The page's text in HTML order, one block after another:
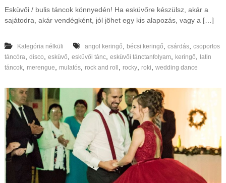
Esküvői / bulis táncok könnyedén! Ha esküvőre készülsz, akár a
sajátodra, akár vendégként, jól jöhet egy kis alapozás, vagy a […]
Kategória nélküli angol keringő bécsi keringő csárdás, csoportos
táncóra
disco esküvő esküvői tánc, esküvői tánctanfolyam keringő
latin
táncok, merengue mulatós, rock and roll rocky, roki wedding dance